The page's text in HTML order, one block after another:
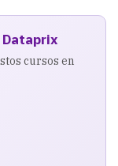
Dataprix
cursos en